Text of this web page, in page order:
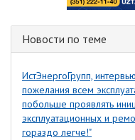
Новости по теме
ИстЭнергоГрупп,
пожелания всем
побольше проявлять
эксплуатационных и
гораздо легче!"